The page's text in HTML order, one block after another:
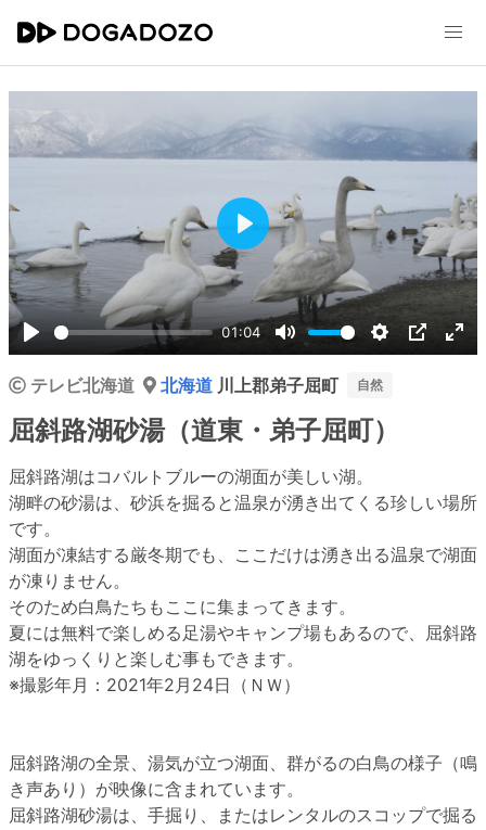
Play
01:04
Mute Settings
PIP
Play
テレビ北海道 北海道 川上郡弟子屈町 自然
屈斜路湖砂湯（道東・弟子屈町）
屈斜路湖はコバルトブルーの湖面が美しい湖。
湖畔の砂湯は、砂浜を掘ると温泉が湧き出てくる珍しい場所
です。
湖面が凍結する厳冬期でも、ここだけは湧き出る温泉で湖面
が凍りません。
そのため白鳥たちもここに集まってきます。
夏には無料で楽しめる足湯やキャンプ場もあるので、屈斜路
湖をゆっくりと楽しむ事もできます。
※撮影年月：2021年2月24日（ＮＷ）
屈斜路湖の全景、湯気が立つ湖面、群がるの白鳥の様子（鳴
き声あり）が映像に含まれています。
屈斜路湖砂湯は、手掘り、またはレンタルのスコップで掘る